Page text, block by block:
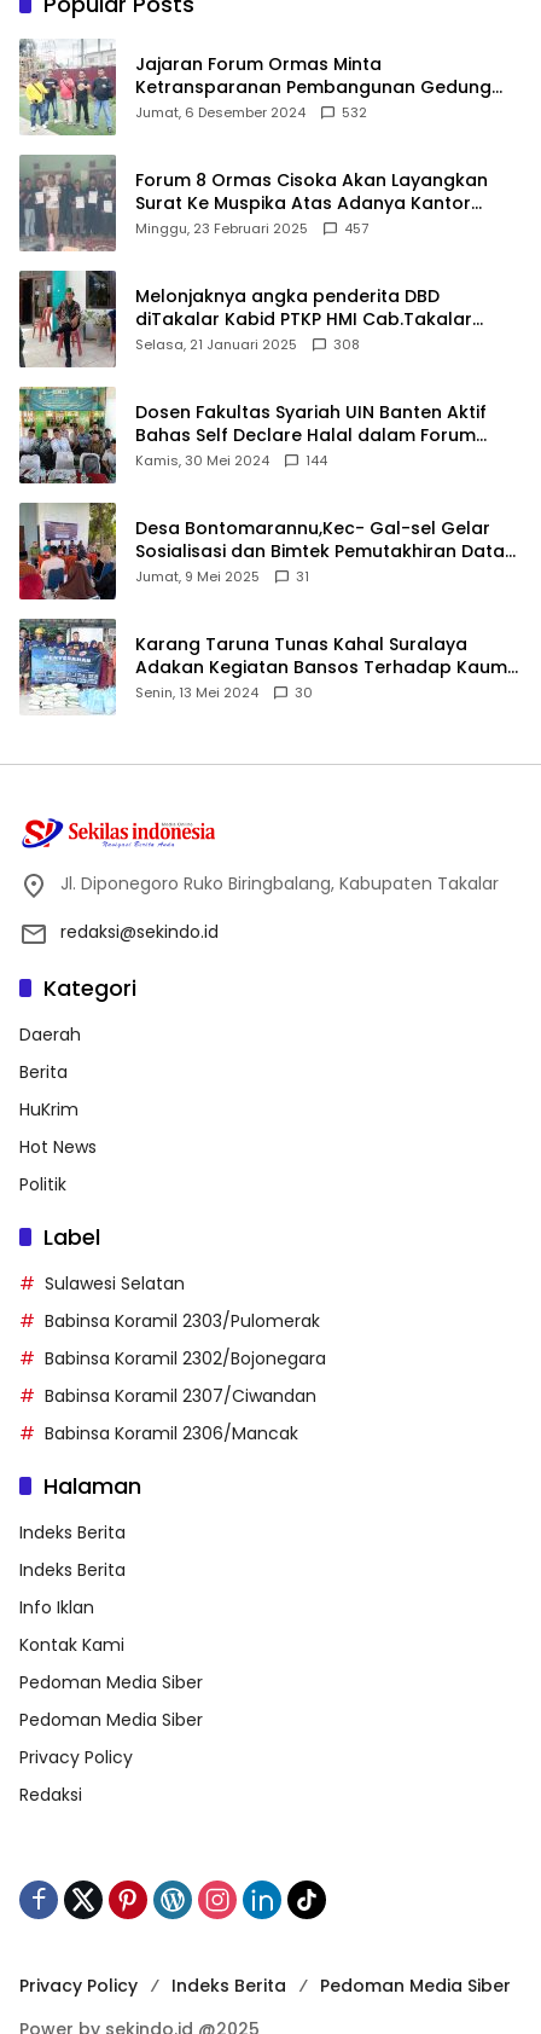
Jajaran Forum Ormas Minta
Ketransparanan Pembangunan Gedung
Damkar Di Kecamatan Cisoka
Jumat, 6 Desember 2024 532
Forum 8 Ormas Cisoka Akan Layangkan
Surat Ke Muspika Atas Adanya Kantor
Matel di Cisoka
Minggu, 23 Februari 2025 457
Melonjaknya angka penderita DBD
diTakalar Kabid PTKP HMI Cab.Takalar
angkat bicara
Selasa, 21 Januari 2025 308
Dosen Fakultas Syariah UIN Banten Aktif
Bahas Self Declare Halal dalam Forum
Ijtima Ulama MUI
Kamis, 30 Mei 2024 144
Desa Bontomarannu,Kec- Gal-sel Gelar
Sosialisasi dan Bimtek Pemutakhiran Data
ID
Jumat, 9 Mei 2025 31
Karang Taruna Tunas Kahal Suralaya
Adakan Kegiatan Bansos Terhadap Kaum
Dhuafa dan Anak Yatim-Piatu
Senin, 13 Mei 2024 30
Jl. Diponegoro Ruko Biringbalang, Kabupaten Takalar
redaksi@sekindo.id
Kategori
Daerah
Berita
HuKrim
Hot News
Politik
Label
Sulawesi Selatan
Babinsa Koramil 2303/Pulomerak
Babinsa Koramil 2302/Bojonegara
Babinsa Koramil 2307/Ciwandan
Babinsa Koramil 2306/Mancak
Halaman
Indeks Berita
Indeks Berita
Info Iklan
Kontak Kami
Pedoman Media Siber
Pedoman Media Siber
Privacy Policy
Redaksi
Privacy Policy Indeks Berita
Pedoman Media Siber
Power by sekindo.id @2025